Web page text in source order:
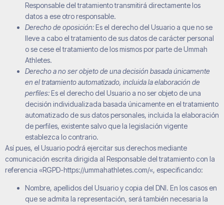
Responsable del tratamiento transmitirá directamente los
datos a ese otro responsable.
Derecho de oposición:Es el derecho del Usuario a que no se
lleve a cabo el tratamiento de sus datos de carácter personal
o se cese el tratamiento de los mismos por parte deUmmah
Athletes.
Derecho a no ser objeto de una decisión basada únicamente
en el tratamiento automatizado, incluida la elaboración de
perfiles:Es el derecho del Usuario a no ser objeto de una
decisión individualizada basada únicamente en el tratamiento
automatizado de sus datos personales, incluida la elaboración
de perfiles, existente salvo que la legislación vigente
establezca lo contrario.
Así pues, el Usuario podrá ejercitar sus derechos mediante
comunicación escrita dirigida al Responsable del tratamiento con la
referencia «RGPD-https://ummahathletes.com/«, especificando:
Nombre, apellidos del Usuario y copia del DNI. En los casos en
que se admita la representación, será también necesaria la